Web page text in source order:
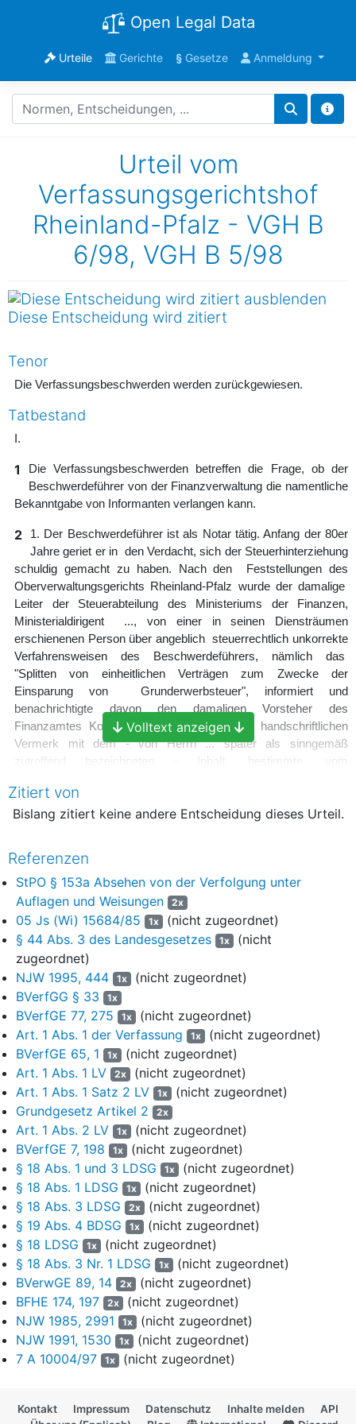
Open Legal Data
Urteile Gerichte §Gesetze Anmeldung
Urteil vom
Verfassungsgerichtshof
Rheinland-Pfalz - VGH B
6/98, VGH B 5/98
Diese Entscheidung wird zitiert
Tenor
Die Verfassungsbeschwerden werden zurückgewiesen.
Tatbestand
I.
1
Die Verfassungsbeschwerden betreffen die Frage, ob der
Beschwerdeführer von der Finanzverwaltung die namentliche
Bekanntgabe von Informanten verlangen kann.
2
1. Der Beschwerdeführer ist als Notar tätig. Anfang der 80er
Jahre geriet er in den Verdacht, sich der Steuerhinterziehung
schuldig gemacht zu haben. Nach den Feststellungen des
Oberverwaltungsgerichts Rheinland-Pfalz wurde der damalige
Leiter der Steuerabteilung des Ministeriums der Finanzen,
Ministerialdirigent ..., von einer in seinen Diensträumen
erschienenen Person über angeblich steuerrechtlich unkorrekte
Verfahrensweisen des Beschwerdeführers, nämlich das
"Splitten von einheitlichen Verträgen zum Zwecke der
Einsparung von Grunderwerbsteuer", informiert und
benachrichtigte davon den damaligen Vorsteher des
Finanzamtes Koblenz. Dieser fertigte einen handschriftlichen
Vermerk mit dem - von Herrn ... später als sinngemäß
zutreffend bezeichneten - Inhalt, bestimmte, vom
"oberfaul".
Beschwerdeführer wurde ein Strafverfahren wegen
Hinterziehung von Grunderwerbsteuer eingeleitet, aber
schließlich, nachdem das Schöffengericht ihn verurteilt, das
Landgericht ihn teilweise freigesprochen und das
Oberlandesgericht Koblenz dieses Urteil u.a. wegen eines
Aufklärungsmangels bezüglich des Freispruchs aufgehoben
hatte, gemäß§ 153 a Abs. 2 StPO
100.000,00 DM eingestellt.
4
Der Beschwerdeführer verlangte daraufhin, ihm mitzuteilen,
wer ihn beim Finanzministerium und bei dem Finanzamt
denunziert habe und verfolgte beide Auskunftsbegehren nach
Ablehnung durch die Finanzbehörden im Klageweg weiter. Das
Verwaltungsgericht hat die Klagen abgewiesen. Die vom
Beschwerdeführer eingelegten Berufungen hat das
Oberverwaltungsgericht durch die hier angegriffenen Urteile vom
16. September 1997 zurückgewiesen.
5
Zur Begründung hat das Oberverwaltungsgericht im
Wesentlichen ausgeführt: Der Beschwerdeführer habe
keinen Anspruch auf Benennung der betreffenden Informanten.
Der gemäß § 18 Landesdatenschutzgesetz dem Grunde nach
bestehende Auskunftsanspruch sei hier entfallen, weil die
Auskunft die ordnungsgemäße Erfüllung der behördlichen
Aufgaben gefährden würde. Die Finanzbehörden seien auf
Informanten angewiesen; das Interesse an deren
Geheimhaltung überwiege im vorliegenden Fall das
Auskunftsinteresse des Beschwerdeführers. Denn einerseits
gebe es keine Anhaltspunkte dafür, dass der oder die
Informanten wider besseres Wissen oder leichtfertig falsche
dem Gesetz als unschuldig; seine berufliche Existenz sei nicht
Volltext anzeigen
Zitiert von
Bislang zitiert keine andere Entscheidung dieses Urteil.
Referenzen
StPO § 153a Absehen von der Verfolgung unter
Auflagen und Weisungen
2x
05 Js (Wi) 15684/85 1x (nicht zugeordnet)
§ 44 Abs. 3 des Landesgesetzes
1x (nicht
zugeordnet)
NJW 1995, 444
1x (nicht zugeordnet)
BVerfGG § 33
1x
BVerfGE 77, 275 1x (nicht zugeordnet)
Art. 1 Abs. 1 der Verfassung
1x (nicht zugeordnet)
BVerfGE 65, 1
1x (nicht zugeordnet)
Art. 1 Abs. 1 LV
2x (nicht zugeordnet)
Art. 1 Abs. 1 Satz 2 LV
1x (nicht zugeordnet)
Grundgesetz Artikel 2
2x
Art. 1 Abs. 2 LV 1x (nicht zugeordnet)
BVerfGE 7, 198
1x (nicht zugeordnet)
§ 18 Abs. 1 und 3 LDSG
1x (nicht zugeordnet)
§ 18 Abs. 1 LDSG
1x (nicht zugeordnet)
§ 18 Abs. 3 LDSG
2x (nicht zugeordnet)
§ 19 Abs. 4 BDSG
1x (nicht zugeordnet)
§ 18 LDSG
1x (nicht zugeordnet)
§ 18 Abs. 3 Nr. 1 LDSG
1x (nicht zugeordnet)
BVerwGE 89, 14
2x (nicht zugeordnet)
BFHE 174, 197
2x (nicht zugeordnet)
NJW 1985, 2991
1x (nicht zugeordnet)
NJW 1991, 1530
1x (nicht zugeordnet)
7 A 10004/97
1x (nicht zugeordnet)
Kontakt Impressum Datenschutz Inhalte melden
API